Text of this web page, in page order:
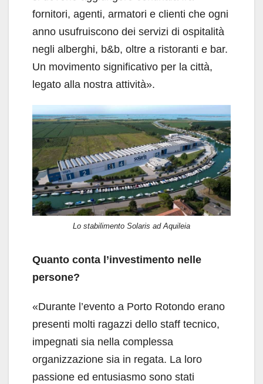
fornitori, agenti, armatori e clienti che ogni
anno usufruiscono dei servizi di ospitalità
negli alberghi, b&b, oltre a ristoranti e bar.
Un movimento significativo per la città,
legato alla nostra attività».
Lo stabilimento Solaris ad Aquileia
Quanto conta l’investimento nelle
persone?
«Durante l’evento a Porto Rotondo erano
presenti molti ragazzi dello staff tecnico,
impegnati sia nella complessa
organizzazione sia in regata. La loro
passione ed entusiasmo sono stati